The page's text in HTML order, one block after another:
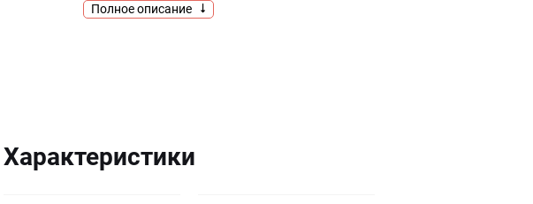
Полное описание
Характеристики